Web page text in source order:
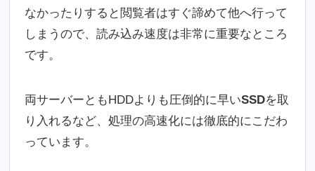
なかったりすると閲覧者はすぐ諦めて他へ行って
しまうので、読み込み速度は非常に重要なところ
です。
両サーバーともHDDよりも圧倒的に早いSSDを取
り入れるなど、処理の高速化には徹底的にこだわ
っています。